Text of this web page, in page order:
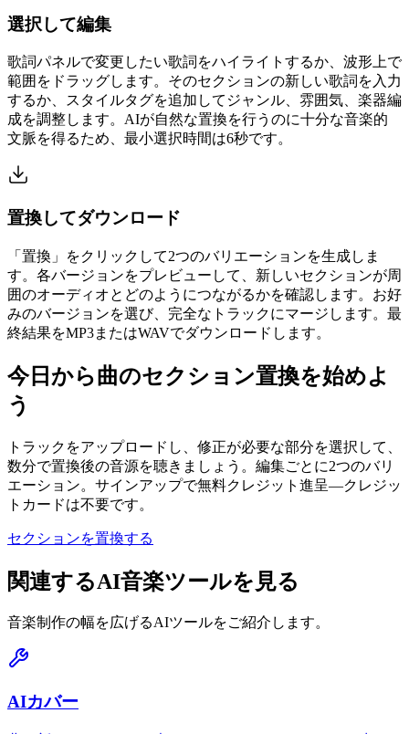
選択して編集
歌詞パネルで変更したい歌詞をハイライトするか、波形上で
範囲をドラッグします。そのセクションの新しい歌詞を入力
するか、スタイルタグを追加してジャンル、雰囲気、楽器編
成を調整します。AIが自然な置換を行うのに十分な音楽的
文脈を得るため、最小選択時間は6秒です。
置換してダウンロード
「置換」をクリックして2つのバリエーションを生成しま
す。各バージョンをプレビューして、新しいセクションが周
囲のオーディオとどのようにつながるかを確認します。お好
みのバージョンを選び、完全なトラックにマージします。最
終結果をMP3またはWAVでダウンロードします。
今日から曲のセクション置換を始めよ
う
トラックをアップロードし、修正が必要な部分を選択して、
数分で置換後の音源を聴きましょう。編集ごとに2つのバリ
エーション。サインアップで無料クレジット進呈—クレジッ
トカードは不要です。
セクションを置換する
関連するAI音楽ツールを見る
音楽制作の幅を広げるAIツールをご紹介します。
AIカバー